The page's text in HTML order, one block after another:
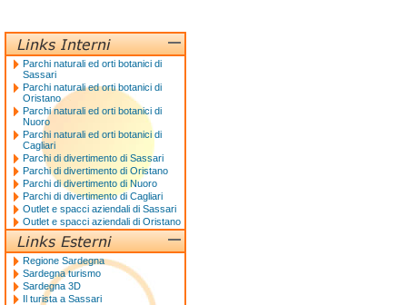
Parchi naturali ed orti botanici di
Sassari
Parchi naturali ed orti botanici di
Oristano
Parchi naturali ed orti botanici di
Nuoro
Parchi naturali ed orti botanici di
Cagliari
Parchi di divertimento di Sassari
Parchi di divertimento di Oristano
Parchi di divertimento di Nuoro
Parchi di divertimento di Cagliari
Outlet e spacci aziendali di Sassari
Outlet e spacci aziendali di Oristano
Regione Sardegna
Sardegna turismo
Sardegna 3D
Il turista a Sassari